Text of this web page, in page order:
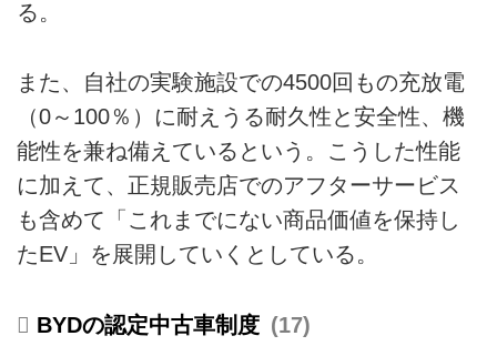
る。
また、自社の実験施設での4500回もの充放電
（0～100％）に耐えうる耐久性と安全性、機
能性を兼ね備えているという。こうした性能
に加えて、正規販売店でのアフターサービス
も含めて「これまでにない商品価値を保持し
たEV」を展開していくとしている。
BYDの認定中古車制度 17